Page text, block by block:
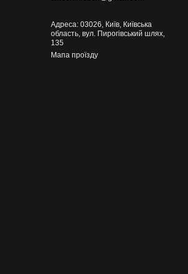
Адреса: 03026, Київ, Київська
область, вул. Пирогівський шлях,
135
Мапа проїзду